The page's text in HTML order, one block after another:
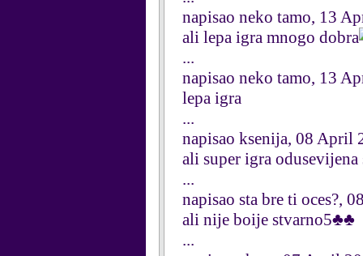
napisao neko tamo, 13
ali lepa igra mnogo dobra
...
napisao neko tamo, 13
lepa igra
...
napisao ksenija, 08 April
ali super igra
...
napisao sta bre ti oces?,
ali nije boije stvarno5♣♣
...